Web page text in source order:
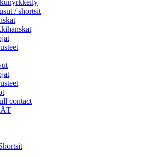
/ shortsit
contact